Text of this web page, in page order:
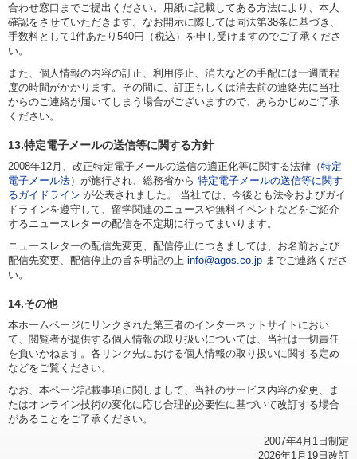
合わせ窓口までご提出ください。用紙に記載してある方法により、本人
確認をさせていただきます。なお開示に際しては同法第38条に基づき、
手数料として1件あたり540円（税込）を申し受けますのでご了承くださ
い。
また、個人情報の内容の訂正、利用停止、消去などの手配には一週間程
度の時間がかかります。その間に、訂正もしくは消去前の連絡先に当社
からのご連絡が届いてしまう場合がございますので、あらかじめご了承
ください。
13.特定電子メールの送信等に関する方針
2008年12月、改正特定電子メールの送信の適正化等に関する法律（特定
電子メール法）が施行され、総務省から 特定電子メールの送信等に関す
るガイドライン が公表されました。 当社では、今後とも法令およびガイ
ドラインを遵守して、留学関連のニュースや無料イベントなどをご紹介
するニュースレターの配信を不定期に行ってまいります。
ニュースレターの配信先変更、配信停止につきましては、お名前および
配信先変更、配信停止の旨を明記の上 info@agos.co.jp までご連絡くださ
い。
14.その他
本ホームページにリンクされた第三者のインターネットサイトにおい
て、閲覧者が提供する個人情報の取り扱いについては、当社は一切責任
を負いかねます。各リンク先における個人情報の取り扱いに関する定め
などをご覧ください。
なお、本ページ記載事項に関しまして、当社のサービス内容の変更、ま
たはオンライン技術の変化に応じ合理的必要性に基づいて改訂する場合
があることをご了承ください。
2007年4月1日制定
2026年1月19日改訂